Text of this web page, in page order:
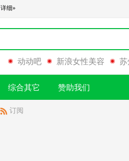
动动吧 新浪女性美容
综合其它 赞助我们
订阅